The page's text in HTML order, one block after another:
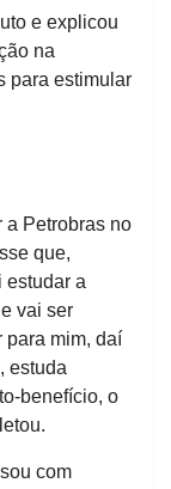
e explicou
na
para estimular
a Petrobras no
que,
estudar a
vai ser
para mim, daí
estuda
benefício, o
com